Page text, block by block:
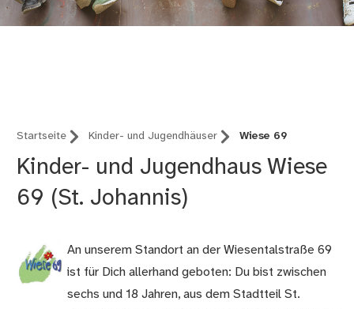
Startseite Kinder- und Jugendhäuser Wiese 69
Kinder- und Jugendhaus Wiese
69 (St. Johannis)
An unserem Standort an der Wiesentalstraße 69
ist für Dich allerhand geboten: Du bist zwischen
sechs und 18 Jahren, aus dem Stadtteil St.